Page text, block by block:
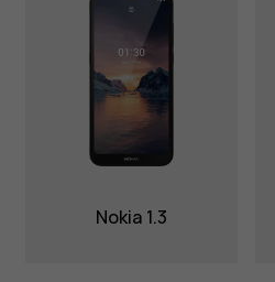
Nokia 1.3